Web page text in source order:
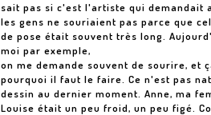
sait pas si c'est l'artiste qui demandait
les gens ne souriaient pas parce que
de pose était souvent très long.
moi par exemple,
on me demande souvent de sourire, et
pourquoi il faut le faire. Ce n'est pas
dessin au dernier moment. Anne, ma
Louise était un peu froid, un peu figé.